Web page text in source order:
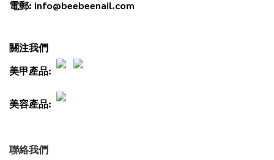
電郵: info@beebeenail.com
關注我們
美甲產品:
美容產品:
聯絡我們